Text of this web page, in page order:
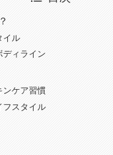
イル
ディライン
ンケア習慣
フスタイル